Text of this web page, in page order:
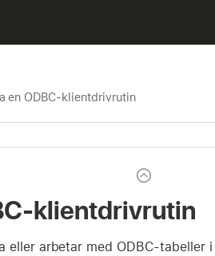
en ODBC-klientdrivrutin
klientdrivrutin
eller arbetar med ODBC-tabeller